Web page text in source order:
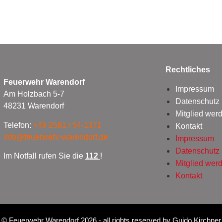
Feuerwehr Warendorf
Am Holzbach 5-7
48231 Warendorf
Telefon: +49 2581 / 54-1371
info@feuerwehr-warendorf.de
Im Notfall rufen Sie die 112 !
Rechtliches
Impressum
Datenschutz
Mitglied
Kontakt
Impressum
Datenschutz
Mitglied
Kontakt
© Feuerwehr Warendorf 2026- all rights reserved by Guido Kirchner